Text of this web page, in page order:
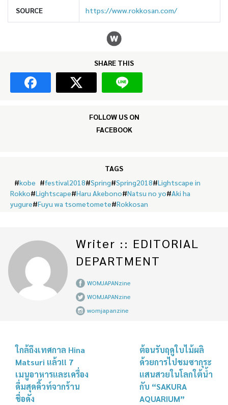
SOURCE https://www.rokkosan.com/
SHARE THIS
FOLLOW US ON
FACEBOOK
TAGS
#kobe #festival2018#Spring#Spring2018#Lightscape in
Rokko#Lightscape#Haru Akebono#Natsu no yo#Aki ha
yugure#Fuyu wa tsometomete#Rokkosan
Writer :: EDITORIAL
DEPARTMENT
WOMJAPANzine
WOMJAPANzine
womjapanzine
ใกล้ถึงเทศกาล Hina
Matsuri แล้ว!! 7
เมนูอาหารและเครื่อง
ดื่มสุดคิ้วท์จากร้าน
ชื่อดัง
ต้อนรับฤดูใบไม้ผลิ
ด้วยการไปชมซากุระ
แสนสวยในโลกใต้น้ำ
กับ “SAKURA
AQUARIUM”